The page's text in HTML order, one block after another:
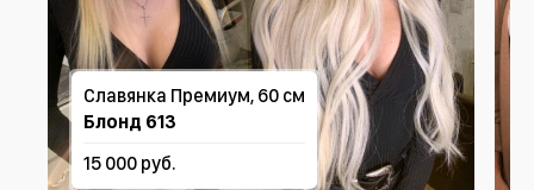
Славянка Премиум, 60 см
Блонд 613
15 000 руб.